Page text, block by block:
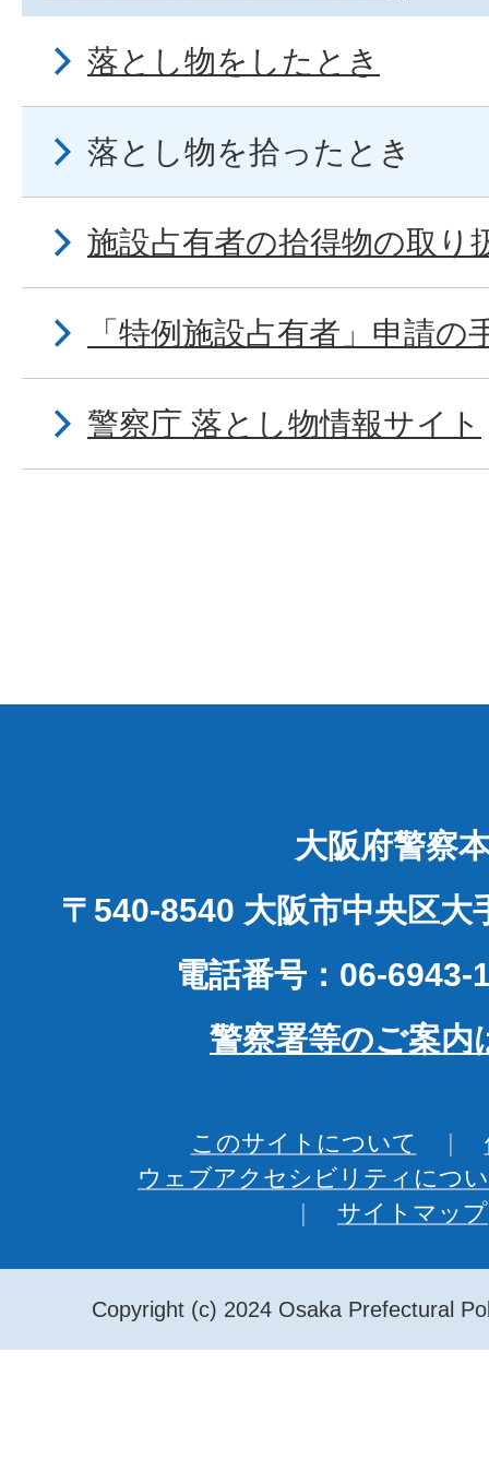
落とし物をしたとき
落とし物を拾ったとき
施設占有者の拾得物の取り
「特例施設占有者」申請の
警察庁 落とし物情報サイト
大阪府警察
〒540-8540 大阪市中央区大
電話番号：06-6943-
警察署等のご案内
このサイトについて
ウェブアクセシビリティにつ
サイトマップ
Copyright (c) 2024 Osaka Prefectural